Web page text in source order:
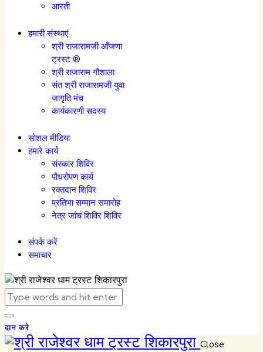
आरती
हमारी संस्थाएं
श्री राजारामजी आँजणा
ट्रस्ट ®
श्री राजाराम गौशाला
संत श्री राजारामजी युवा
जागृति मंच
कार्यकारणी सदस्य
सोशल मीडिया
हमारे कार्य
संस्कार शिविर
पौधरोपण कार्य
रक्तदान शिविर
प्रतिभा सम्मान समारोह
नेत्र जांच शिविर शिविर
संपर्क करें
समाचार
दान करे
Close